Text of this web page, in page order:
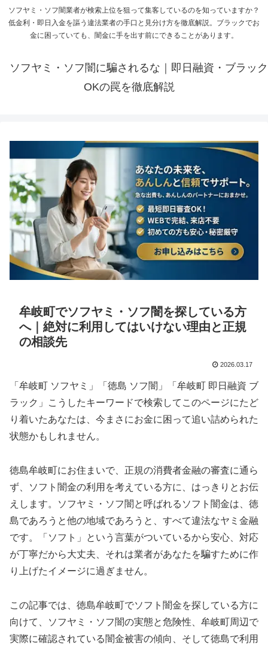
ソフヤミ・ソフ闇業者が検索上位を狙って集客しているのを知っていますか？
低金利・即日入金を謳う違法業者の手口と見分け方を徹底解説。ブラックでお
金に困っていても、闇金に手を出す前にできることがあります。
ソフヤミ・ソフ闇に騙されるな｜即日融資・ブラック
OKの罠を徹底解説
牟岐町でソフヤミ・ソフ闇を探している方
へ｜絶対に利用してはいけない理由と正規
の相談先
2026.03.17
「牟岐町 ソフヤミ」「徳島 ソフ闇」「牟岐町 即日融資 ブ
ラック」こうしたキーワードで検索してこのページにたど
り着いたあなたは、今まさにお金に困って追い詰められた
状態かもしれません。
徳島牟岐町にお住まいで、正規の消費者金融の審査に通ら
ず、ソフト闇金の利用を考えている方に、はっきりとお伝
えします。ソフヤミ・ソフ闇と呼ばれるソフト闇金は、徳
島であろうと他の地域であろうと、すべて違法なヤミ金融
です。「ソフト」という言葉がついているから安心、対応
が丁寧だから大丈夫、それは業者があなたを騙すために作
り上げたイメージに過ぎません。
この記事では、徳島牟岐町でソフト闇金を探している方に
向けて、ソフヤミ・ソフ闇の実態と危険性、牟岐町周辺で
実際に確認されている闇金被害の傾向、そして徳島で利用